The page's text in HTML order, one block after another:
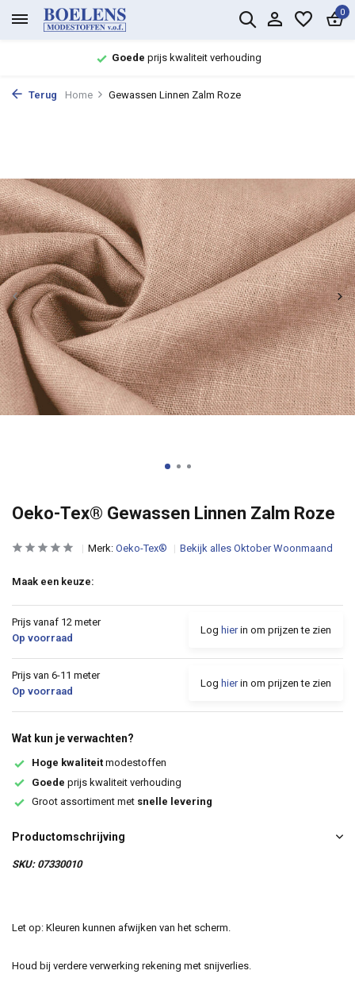
0
Goede prijs kwaliteit verhouding
Terug Home Gewassen Linnen Zalm Roze
Oeko-Tex® Gewassen Linnen Zalm Roze
Merk: Oeko-Tex® Bekijk alles Oktober Woonmaand
Maak een keuze:
Prijs vanaf 12 meter
Op voorraad
Log hierin om prijzen te zien
Prijs van 6-11 meter
Op voorraad
Log hierin om prijzen te zien
Wat kun je verwachten?
Hoge kwaliteit modestoffen
Goede prijs kwaliteit verhouding
Groot assortiment met snelle levering
Productomschrijving
SKU: 07330010
Let op: Kleuren kunnen afwijken van het scherm.
Houd bij verdere verwerking rekening met snijverlies.